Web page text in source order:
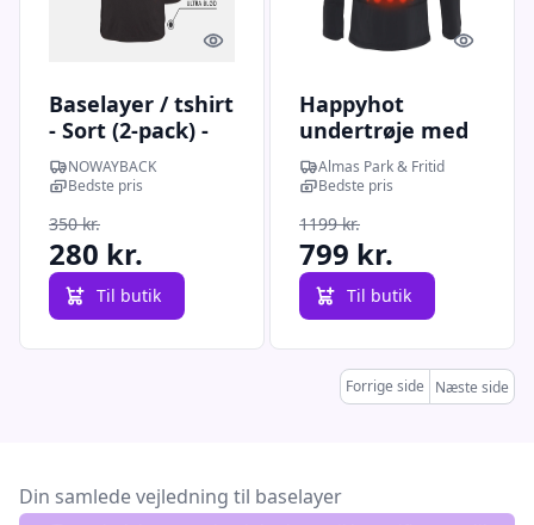
Quick look
Baselayer / tshirt
- Sort (2-pack) -
X-Large
NOWAYBACK
Bedste pris
350 kr.
280 kr.
Til butik
Quick
Happyhot
undertrøje med
elvarme - L
Almas Park & Fritid
Bedste pris
1199 kr.
799 kr.
Til butik
Forrige side Næste side
Din samlede vejledning til baselayer